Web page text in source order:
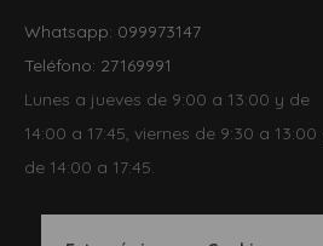
Whatsapp: 099973147
Teléfono: 27169991
Lunes a jueves de 9:00 a 13:00 y de
14:00 a 17:45, viernes de 9:30 a 13:00
de 14:00 a 17:45.